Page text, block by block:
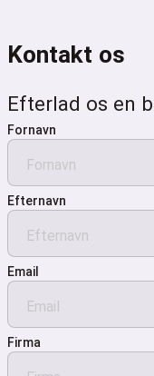
Kontakt os
Efterlad os en
Fornavn
Efternavn
Email
Firma